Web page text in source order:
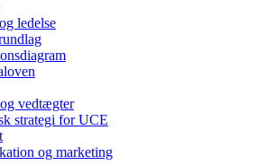
ledelse
vedtægter
strategi for UCE
og marketing